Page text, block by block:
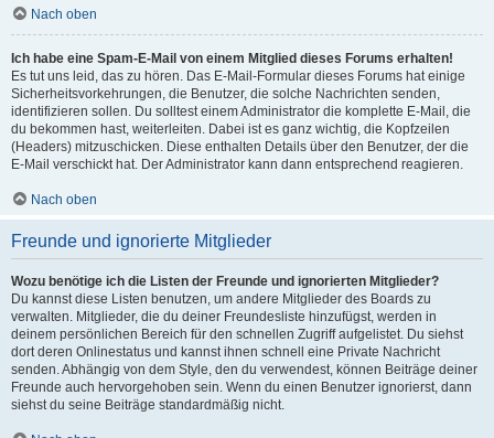
Nach oben
Ich habe eine Spam-E-Mail von einem Mitglied dieses Forums erhalten!
Es tut uns leid, das zu hören. Das E-Mail-Formular dieses Forums hat einige
Sicherheitsvorkehrungen, die Benutzer, die solche Nachrichten senden,
identifizieren sollen. Du solltest einem Administrator die komplette E-Mail, die
du bekommen hast, weiterleiten. Dabei ist es ganz wichtig, die Kopfzeilen
(Headers) mitzuschicken. Diese enthalten Details über den Benutzer, der die
E-Mail verschickt hat. Der Administrator kann dann entsprechend reagieren.
Nach oben
Freunde und ignorierte Mitglieder
Wozu benötige ich die Listen der Freunde und ignorierten Mitglieder?
Du kannst diese Listen benutzen, um andere Mitglieder des Boards zu
verwalten. Mitglieder, die du deiner Freundesliste hinzufügst, werden in
deinem persönlichen Bereich für den schnellen Zugriff aufgelistet. Du siehst
dort deren Onlinestatus und kannst ihnen schnell eine Private Nachricht
senden. Abhängig von dem Style, den du verwendest, können Beiträge deiner
Freunde auch hervorgehoben sein. Wenn du einen Benutzer ignorierst, dann
siehst du seine Beiträge standardmäßig nicht.